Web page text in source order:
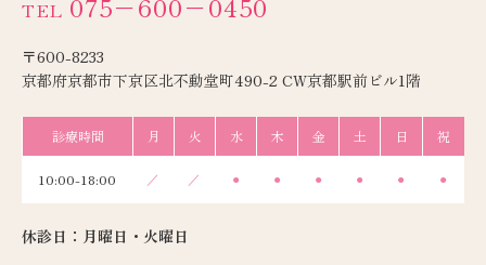
TEL
〒600-8233
京都府京都市下京区北不動堂町490-2 CW京都駅前ビル1階
診療時間 月 火 水 木 金 土 日 祝
10:00-18:00 ／ ／ ● ● ● ● ● ●
休診日：月曜日・火曜日